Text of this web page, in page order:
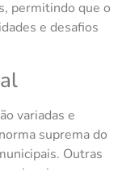
permitindo que o
e desafios
variadas e
suprema do
Outras